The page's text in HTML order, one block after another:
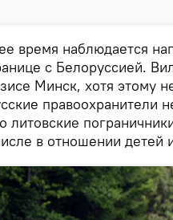
время наблюдается
с Белоруссией.
Минск, хотя этому
правоохранители
литовские
в отношении детей